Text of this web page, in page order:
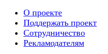
О проекте
Поддержать проект
Сотрудничество
Рекламодателям